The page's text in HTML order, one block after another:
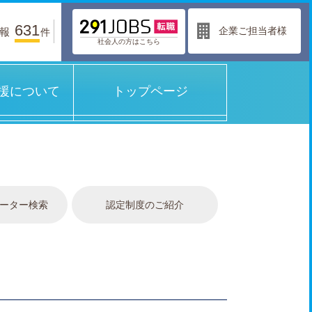
について トップページ
社会人の方はこちら
企業ご担当者様
631件
ター検索 認定制度のご紹介